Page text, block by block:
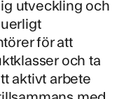
utveckling och
för att
och ta
aktivt arbete